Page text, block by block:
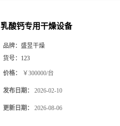
乳酸钙专用干燥设备
品牌： 盛昱干燥
货号： 123
价格： ￥300000/台
发布日期： 2026-02-10
更新日期： 2026-08-06